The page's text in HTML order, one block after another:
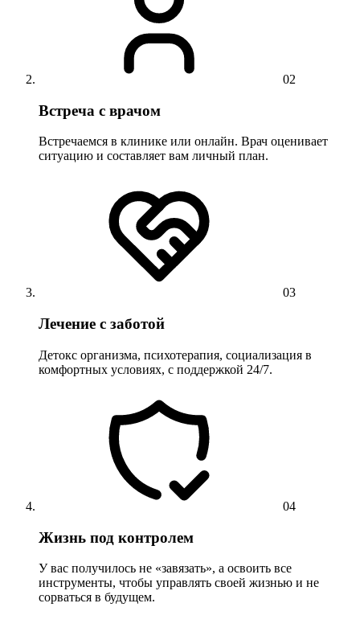
02
Встреча с врачом
Встречаемся в клинике или онлайн. Врач оценивает
ситуацию и составляет вам личный план.
03
Лечение с заботой
Детокс организма, психотерапия, социализация в
комфортных условиях, с поддержкой 24/7.
04
Жизнь под контролем
У вас получилось не «завязать», а освоить все
инструменты, чтобы управлять своей жизнью и не
сорваться в будущем.